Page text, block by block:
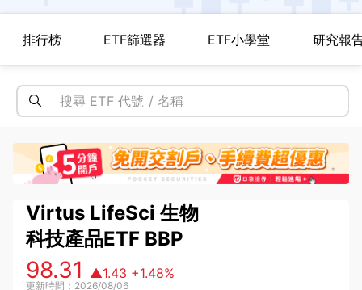
排行榜 ETF篩選器 ETF小學堂 研究報
Virtus LifeSci 生物
科技產品ETF BBP
98.31 ▲1.43 +1.48%
更新時間：2026/08/06